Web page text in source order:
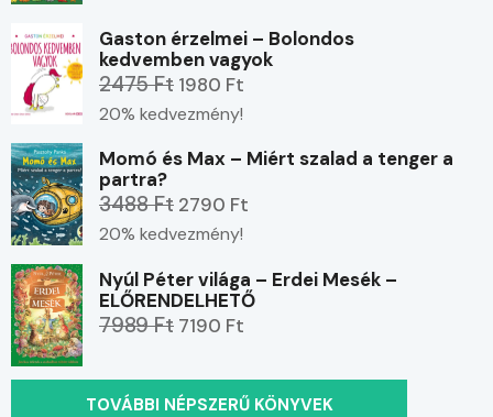
Gaston érzelmei – Bolondos
kedvemben vagyok
2475 Ft 1980 Ft
20% kedvezmény!
Momó és Max – Miért szalad a tenger a
partra?
3488 Ft 2790 Ft
20% kedvezmény!
Nyúl Péter világa – Erdei Mesék –
ELŐRENDELHETŐ
7989 Ft 7190 Ft
TOVÁBBI NÉPSZERŰ KÖNYVEK